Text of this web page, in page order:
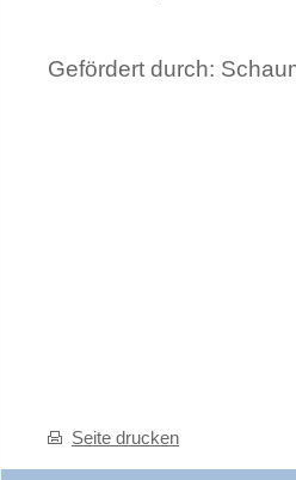
Gefördert durch:
Seite drucken